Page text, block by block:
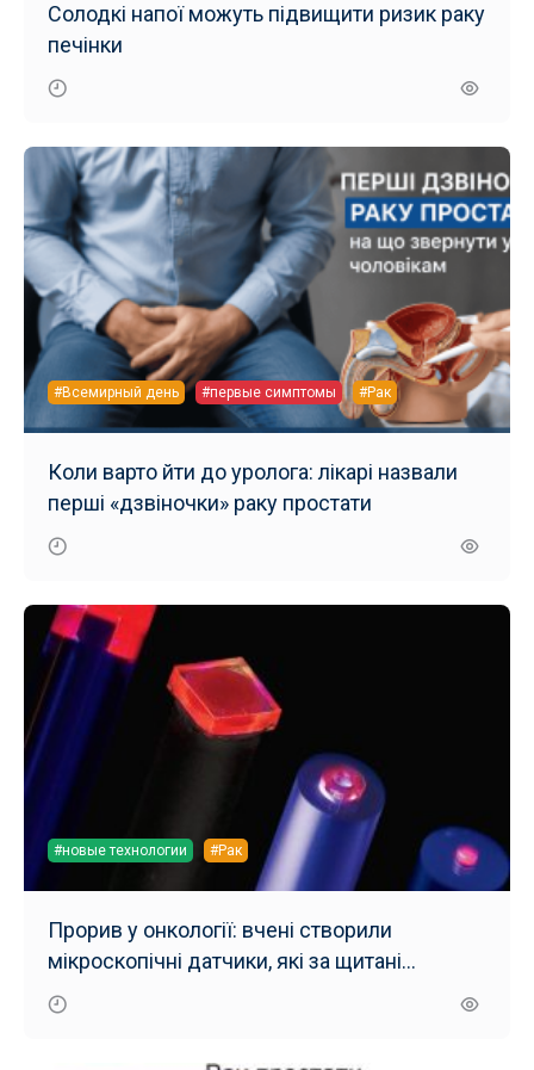
Солодкі напої можуть підвищити ризик раку
печінки
#Всемирный день #первые симптомы #Рак
Коли варто йти до уролога: лікарі назвали
перші «дзвіночки» раку простати
#новые технологии #Рак
Прорив у онкології: вчені створили
мікроскопічні датчики, які за щитані
хвилини виявляють рак